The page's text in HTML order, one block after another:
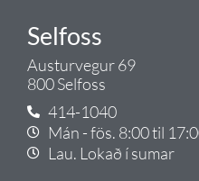
Selfoss
Austurvegur 69
800 Selfoss
414-1040
Mán - fös. 8:00 til
Lau. Lokað í sumar